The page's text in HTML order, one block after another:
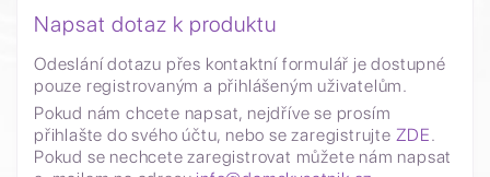
Napsat dotaz k produktu
Odeslání dotazu přes kontaktní formulář je dostupné
pouze registrovaným a přihlášeným uživatelům.
Pokud nám chcete napsat, nejdříve se prosím
přihlašte do svého účtu, nebo se zaregistrujte ZDE.
Pokud se nechcete zaregistrovat můžete nám napsat